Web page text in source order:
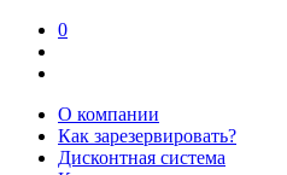
0
О компании
Как зарезервировать?
Дисконтная система